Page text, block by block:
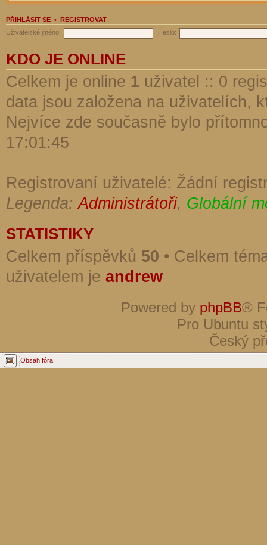
PŘIHLÁSIT SE • REGISTROVAT
Uživatelské jméno:
Heslo:
KDO JE ONLINE
Celkem je online 1 uživatel :: 0
data jsou založena na uživatelích,
Nejvíce zde současně bylo
17:01:45
Registrovaní uživatelé: Žádní
Legenda:Administrátoři, Globální
STATISTIKY
Celkem příspěvků 50 • Celkem
uživatelem je andrew
Powered by phpBB®
Pro Ubuntu
Český
Obsah fóra